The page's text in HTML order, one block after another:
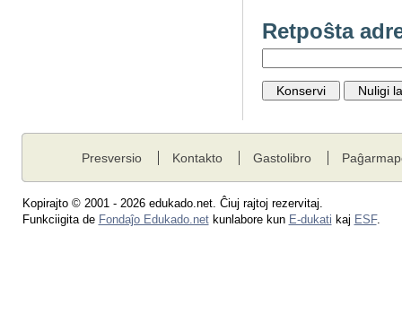
Retpoŝta
Presversio Kontakto Gastolibro
Kopirajto © 2001 - 2026 edukado.net. Ĉiuj rajtoj rezervitaj.
Funkciigita de Fondaĵo Edukado.netkunlabore kun E-dukati kaj ESF.